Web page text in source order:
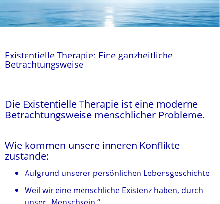
Existentielle Therapie: Eine ganzheitliche
Betrachtungsweise
Die Existentielle Therapie ist eine moderne
Betrachtungsweise menschlicher Probleme.
Wie kommen unsere inneren Konflikte
zustande:
Aufgrund unserer persönlichen Lebensgeschichte
Weil wir eine menschliche Existenz haben, durch